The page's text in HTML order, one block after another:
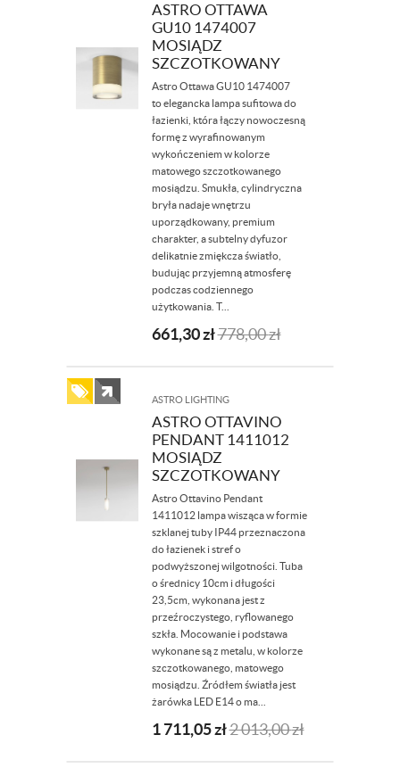
ASTRO OTTAWA
GU10 1474007
MOSIĄDZ
SZCZOTKOWANY
Astro Ottawa GU10 1474007
to elegancka lampa sufitowa do
łazienki, która łączy nowoczesną
formę z wyrafinowanym
wykończeniem w kolorze
matowego szczotkowanego
mosiądzu. Smukła, cylindryczna
bryła nadaje wnętrzu
uporządkowany, premium
charakter, a subtelny dyfuzor
delikatnie zmiękcza światło,
budując przyjemną atmosferę
podczas codziennego
użytkowania. T...
661,30zł778,00zł
ASTRO LIGHTING
ASTRO OTTAVINO
PENDANT 1411012
MOSIĄDZ
SZCZOTKOWANY
Astro Ottavino Pendant
1411012 lampa wisząca w formie
szklanej tuby IP44 przeznaczona
do łazienek i stref o
podwyższonej wilgotności. Tuba
o średnicy 10cm i długości
23,5cm, wykonana jest z
przeźroczystego, ryflowanego
szkła. Mocowanie i podstawa
wykonane są z metalu, w kolorze
szczotkowanego, matowego
mosiądzu. Źródłem światła jest
żarówka LED E14 o ma...
1 711,05zł2 013,00zł